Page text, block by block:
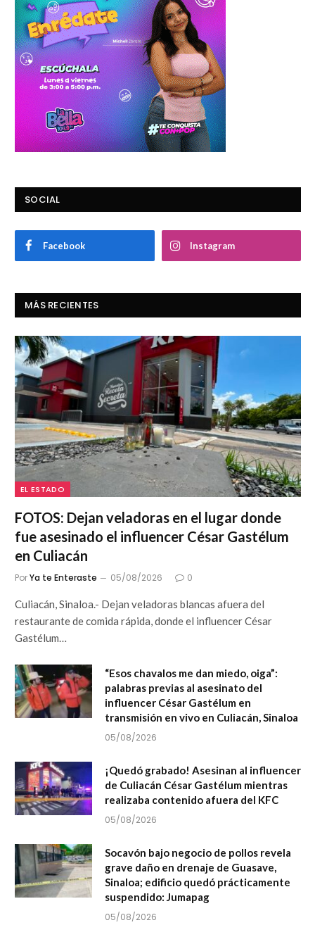
SOCIAL
Facebook Instagram
MÁS RECIENTES
EL ESTADO
FOTOS: Dejan veladoras en el lugar donde
fue asesinado el influencer César Gastélum
en Culiacán
PorYa te Enteraste 05/08/2026 0
Culiacán, Sinaloa.- Dejan veladoras blancas afuera del
restaurante de comida rápida, donde el influencer César
Gastélum…
“Esos chavalos me dan miedo, oiga”:
palabras previas al asesinato del
influencer César Gastélum en
transmisión en vivo en Culiacán, Sinaloa
05/08/2026
¡Quedó grabado! Asesinan al influencer
de Culiacán César Gastélum mientras
realizaba contenido afuera del KFC
05/08/2026
Socavón bajo negocio de pollos revela
grave daño en drenaje de Guasave,
Sinaloa; edificio quedó prácticamente
suspendido: Jumapag
05/08/2026